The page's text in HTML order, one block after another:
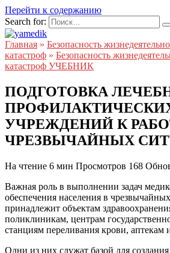
Перейти к содержанию
Search for:
Главная » Безопасность
катастроф » Безопасность
катастроф УЧЕБНИК
ПОДГОТОВКА
УЧРЕЖДЕНИЙ К
ЧРЕЗВЫЧАЙНЫХ
На чтение 6 мин Просмотров 168
Важная роль в выполнении задач
обеспечения населения в
принадлежит объектам
поликлиникам, центрам
станциям переливания крови, аптекам
Одни из них служат базой для